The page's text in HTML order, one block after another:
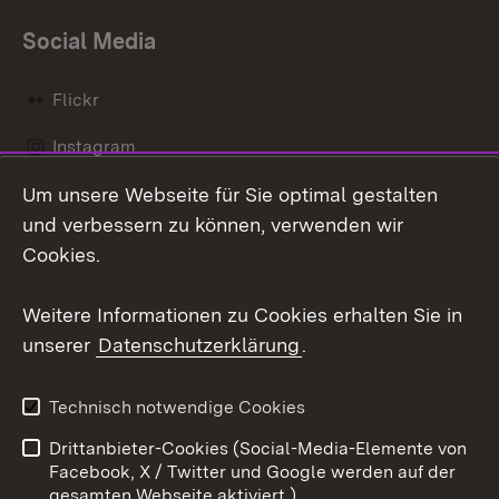
Social Media
Flickr
Instagram
Social Wall
Barrierefreiheit
Benutzungshinweise
Impressum
Cookies
Um unsere Webseite für Sie optimal gestalten
und verbessern zu können, verwenden wir
Cookies.
Weitere Informationen zu Cookies erhalten Sie in
unserer Datenschutzerklärung.
Technisch notwendige Cookies
Drittanbieter-Cookies (Social-Media-Elemente von
Facebook, X / Twitter und Google werden auf der